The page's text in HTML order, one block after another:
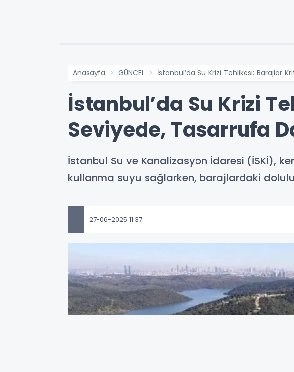
Anasayfa GÜNCEL İstanbul’da Su Krizi Tehlikesi: Barajlar
İstanbul’da Su Krizi
Seviyede, Tasarrufa
İstanbul Su ve Kanalizasyon İdaresi (İSKİ),
kullanma suyu sağlarken, barajlardaki
27-06-2025 11:37